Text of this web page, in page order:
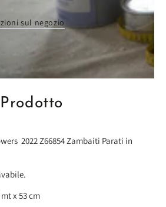
sul negozio
2022 Z66854 Zambaiti Parati in
x 53 cm